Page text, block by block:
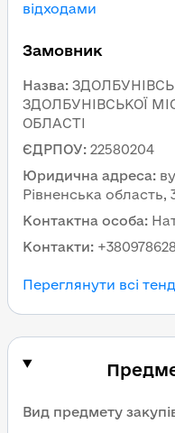
відходами
Замовник
Назва:
ЗДОЛБУНІВСЬКОЇ
ОБЛАСТІ
ЄДРПОУ: 22580204
Юридична адреса:
Рівненська область,
Контактна особа:
Контакти:
Переглянути всі
Вид предмету